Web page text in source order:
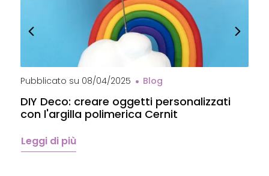
Pubblicato su 08/04/2025 Blog
DIY Deco: creare oggetti personalizzati
con l'argilla polimerica Cernit
Leggi di più